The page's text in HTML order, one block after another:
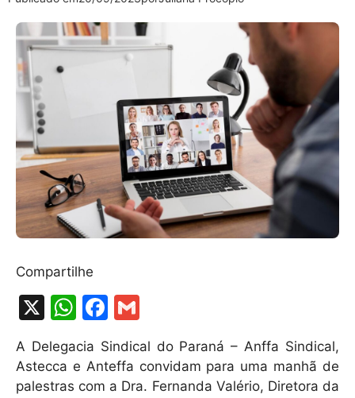
Compartilhe
X
W
at
s
F
c
e
ai
l
A Delegacia Sindical do Paraná – Anffa Sindical,
Astecca e Anteffa convidam para uma manhã de
palestras com a Dra. Fernanda Valério, Diretora da